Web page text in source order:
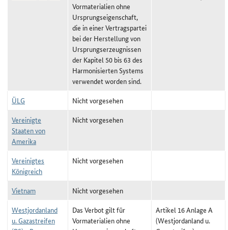
Vormaterialien ohne
Ursprungseigenschaft,
die in einer Vertragspartei
bei der Herstellung von
Ursprungserzeugnissen
der Kapitel 50 bis 63 des
Harmonisierten Systems
verwendet worden sind.
ÜLG
Nicht vorgesehen
Vereinigte
Staaten von
Amerika
Nicht vorgesehen
Vereinigtes
Königreich
Nicht vorgesehen
Vietnam
Nicht vorgesehen
Westjordanland
u. Gazastreifen
Das Verbot gilt für
Vormaterialien ohne
Artikel 16 Anlage A
(Westjordanland u.